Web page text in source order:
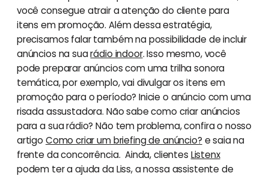
você consegue atrair a atenção do cliente para
itens em promoção. Além dessa estratégia,
precisamos falar também na possibilidade de incluir
anúncios na suarádio indoor. Isso mesmo, você
pode preparar anúncios com uma trilha sonora
temática, por exemplo, vai divulgar os itens em
promoção para o período? Inicie o anúncio com uma
risada assustadora. Não sabe como criar anúncios
para a sua rádio? Não tem problema, confira o nosso
artigo Como criar um briefing de anúncio? e saia na
frente da concorrência. Ainda, clientes Listenx
podem ter a ajuda da Liss, a nossa assistente de